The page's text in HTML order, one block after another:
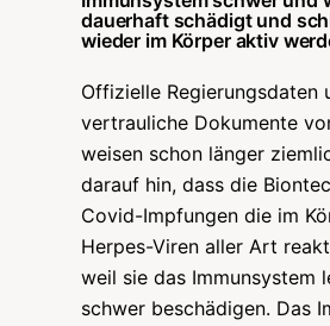
dauerhaft schädigt und
wieder im Körper aktiv
Offizielle Regierungsdaten
vertrauliche Dokumente
weisen schon länger
darauf hin, dass die
Covid-Impfungen die im
Herpes-Viren aller Art
weil sie das Immunsystem
schwer beschädigen. Das